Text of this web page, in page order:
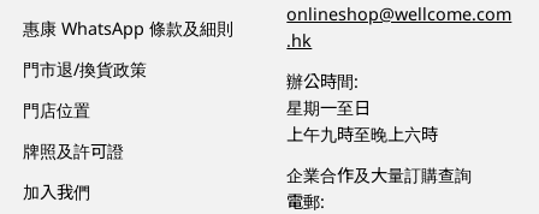
惠康 WhatsApp 條款及細則
門市退/換貨政策
門店位置
牌照及許可證
加入我們
onlineshop@wellcome.com
.hk
辦公時間:
星期一至日
上午九時至晚上六時
企業合作及大量訂購查詢
電郵: